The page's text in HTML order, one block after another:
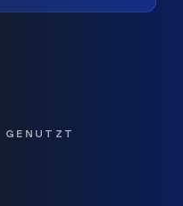
GENUTZT